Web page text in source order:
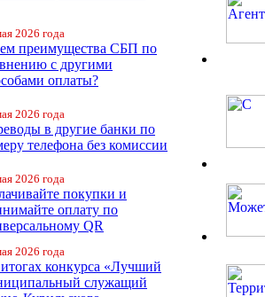
2026 года
преимущества СБП по
с другими
оплаты?
2026 года
в другие банки по
телефона без комиссии
2026 года
покупки и
оплату по
QR
2026 года
конкурса «Лучший
служащий